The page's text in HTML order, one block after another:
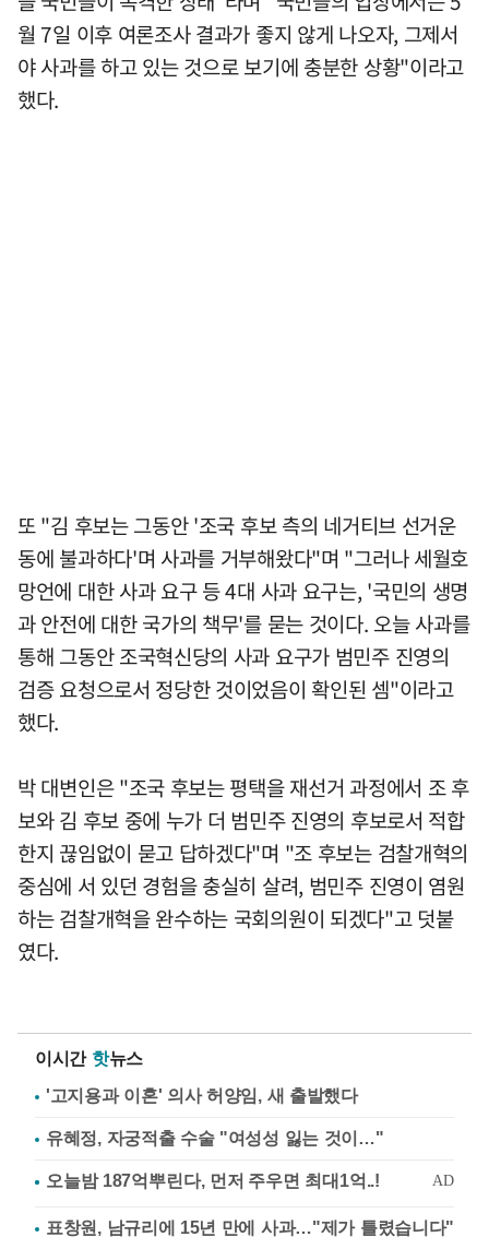
월 7일 이후 여론조사 결과가 좋지 않게 나오자, 그제서
야 사과를 하고 있는 것으로 보기에 충분한 상황"이라고
했다.
또 "김 후보는 그동안 '조국 후보 측의 네거티브 선거운
동에 불과하다'며 사과를 거부해왔다"며 "그러나 세월호
망언에 대한 사과 요구 등 4대 사과 요구는, '국민의 생명
과 안전에 대한 국가의 책무'를 묻는 것이다. 오늘 사과를
통해 그동안 조국혁신당의 사과 요구가 범민주 진영의
검증 요청으로서 정당한 것이었음이 확인된 셈"이라고
했다.
박 대변인은 "조국 후보는 평택을 재선거 과정에서 조 후
보와 김 후보 중에 누가 더 범민주 진영의 후보로서 적합
한지 끊임없이 묻고 답하겠다"며 "조 후보는 검찰개혁의
중심에 서 있던 경험을 충실히 살려, 범민주 진영이 염원
하는 검찰개혁을 완수하는 국회의원이 되겠다"고 덧붙
였다.
이시간 핫뉴스
'고지용과 이혼' 의사 허양임, 새 출발했다
유혜정, 자궁적출 수술 "여성성 잃는 것이…"
표창원, 남규리에 15년 만에 사과…"제가 틀렸습니다"